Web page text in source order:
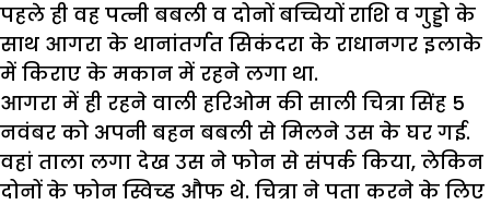
पहले ही वह पत्नी बबली व दोनों बच्चियों राशि व गुड्डो के
साथ आगरा के थानांतर्गत सिकंदरा के राधानगर इलाके
में किराए के मकान में रहने लगा था.
आगरा में ही रहने वाली हरिओम की साली चित्रा सिंह 5
नवंबर को अपनी बहन बबली से मिलने उस के घर गई.
वहां ताला लगा देख उस ने फोन से संपर्क किया, लेकिन
दोनों के फोन स्विच्ड औफ थे. चित्रा ने पता करने के लिए